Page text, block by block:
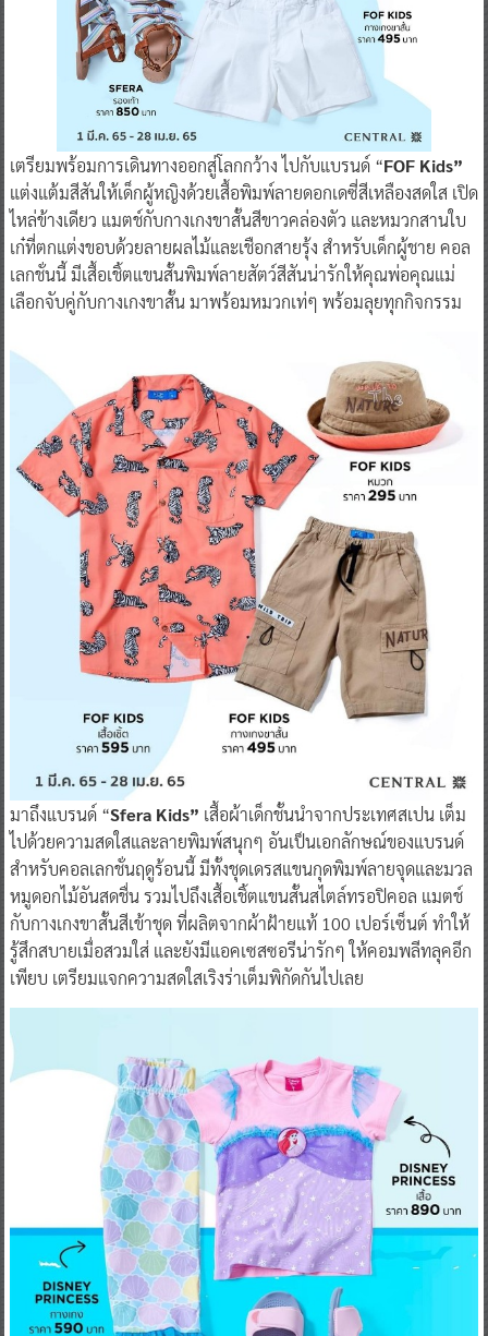
เตรียมพร้อมการเดินทางออกสู่โลกกว้าง ไปกับแบรนด์ “FOF Kids”
แต่งแต้มสีสันให้เด็กผู้หญิงด้วยเสื้อพิมพ์ลายดอกเดซี่สีเหลืองสดใส เปิด
ไหล่ข้างเดียว แมตช์กับกางเกงขาสั้นสีขาวคล่องตัว และหมวกสานใบ
เก๋ที่ตกแต่งขอบด้วยลายผลไม้และเชือกสายรุ้ง สำหรับเด็กผู้ชาย คอล
เลกชั่นนี้ มีเสื้อเชิ้ตแขนสั้นพิมพ์ลายสัตว์สีสันน่ารักให้คุณพ่อคุณแม่
เลือกจับคู่กับกางเกงขาสั้น มาพร้อมหมวกเท่ๆ พร้อมลุยทุกกิจกรรม
มาถึงแบรนด์ “Sfera Kids” เสื้อผ้าเด็กชั้นนำจากประเทศสเปน เต็ม
ไปด้วยความสดใสและลายพิมพ์สนุกๆ อันเป็นเอกลักษณ์ของแบรนด์
สำหรับคอลเลกชั่นฤดูร้อนนี้ มีทั้งชุดเดรสแขนกุดพิมพ์ลายจุดและมวล
หมูดอกไม้อันสดชื่น รวมไปถึงเสื้อเชิ้ตแขนสั้นสไตล์ทรอปิคอล แมตช์
กับกางเกงขาสั้นสีเข้าชุด ที่ผลิตจากผ้าฝ้ายแท้ 100 เปอร์เซ็นต์ ทำให้
รู้สึกสบายเมื่อสวมใส่ และยังมีแอคเซสซอรีน่ารักๆ ให้คอมพลีทลุคอีก
เพียบ เตรียมแจกความสดใสเริงร่าเต็มพิกัดกันไปเลย